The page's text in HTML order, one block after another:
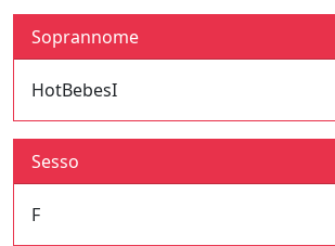
Soprannome
HotBebesI
Sesso
F